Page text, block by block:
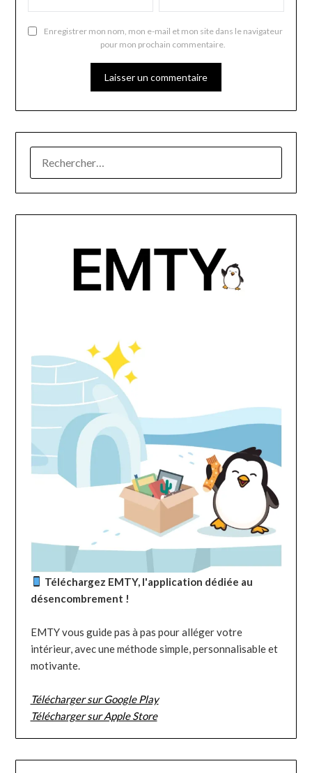
Enregistrer mon nom, mon e-mail et mon site dans le navigateur
pour mon prochain commentaire.
Téléchargez EMTY, l'application dédiée au
désencombrement !
EMTY vous guide pas à pas pour alléger votre
intérieur, avec une méthode simple, personnalisable et
motivante.
Télécharger sur Google Play
Télécharger sur Apple Store